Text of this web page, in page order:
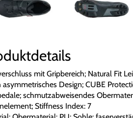
mit Gripbereich; Natural Fit
asymmetrisches Design; CUBE
schmutzabweisendes
Stiffness Index: 7